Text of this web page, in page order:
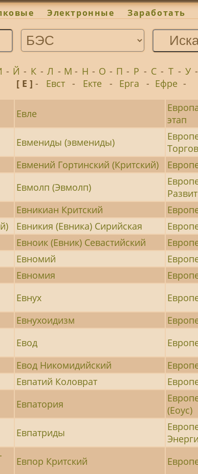
Электронные Заработать
- Й - К - Л - М - Н - О - П - Р - С - Т - У -
[ Е ] - Евст - Екте - Ерга - Ефре -
Евле
этап
Евмениды (эвмениды)
Евмений Гортинский (Критский)
Евмолп (Эвмолп)
Евникиан Критский
Евникия (Евника) Сирийская
Евноик (Евник) Севастийский
Евномий
Евномия
Евнух
Евнухоидизм
Евод
Евод Никомидийский
Евпатий Коловрат
Евпатория
(Еоус)
Евпатриды
Евпор Критский